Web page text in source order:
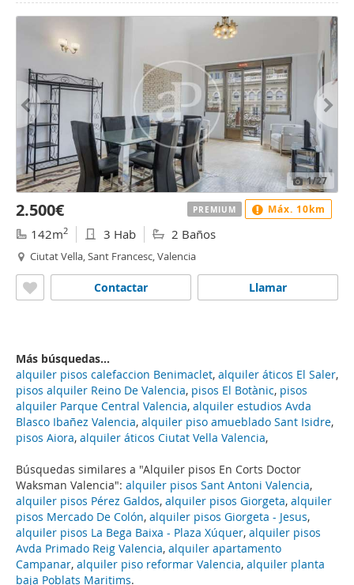
Búsquedas similares a "Alquiler pisos En Corts Doctor
Waksman Valencia": alquiler pisos Sant Antoni Valencia,
alquiler pisos Pérez Galdos, alquiler pisos Giorgeta, alquiler
pisos Mercado De Colón, alquiler pisos Giorgeta - Jesus,
alquiler pisos La Bega Baixa - Plaza Xúquer, alquiler pisos
Avda Primado Reig Valencia, alquiler apartamento
Campanar, alquiler piso reformar Valencia, alquiler planta
baja Poblats Maritims.
1/27
2.500€
142m2 3 Hab 2 Baños
Ciutat Vella, Sant Francesc, Valencia
Llamar
Contactar
PREMIUM Máx. 10km
Más búsquedas...
alquiler pisos calefaccion Benimaclet, alquiler áticos El Saler,
pisos alquiler Reino De Valencia, pisos El Botànic, pisos
alquiler Parque Central Valencia, alquiler estudios Avda
Blasco Ibañez Valencia, alquiler piso amueblado Sant Isidre,
pisos Aiora, alquiler áticos Ciutat Vella Valencia,